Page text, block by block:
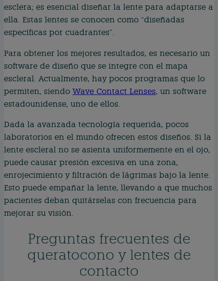
esclera; es esencial diseñar la lente para adaptarse a
ella. Estas lentes se conocen como “diseñadas
específicas por cuadrantes”.
Para obtener los mejores resultados, es necesario un
software de diseño que se integre con el mapa
escleral. Actualmente, hay pocos programas que lo
permiten, siendo Wave Contact Lenses, un software
estadounidense, uno de ellos.
Dada la avanzada tecnología requerida, pocos
laboratorios en el mundo ofrecen estos diseños. Si la
lente escleral no se asienta uniformemente en el ojo,
puede causar presión excesiva en una zona,
enrojecimiento y filtración de lágrimas bajo la lente.
Esto puede empañar la lente, llevando a que muchos
pacientes deban quitárselas con frecuencia para
mejorar su visión.
Preguntas frecuentes de
queratocono y lentes de
contacto